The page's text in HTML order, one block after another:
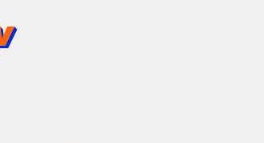
- Ga naar de homepage